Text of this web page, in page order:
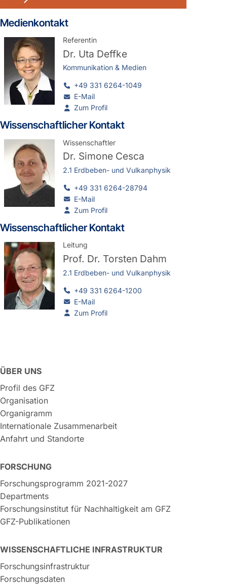
Medienkontakt
Referentin
Dr. Uta Deffke
Kommunikation & Medien
+49 331 6264-1049
E-Mail
Zum Profil
Wissenschaftlicher Kontakt
Wissenschaftler
Dr. Simone Cesca
2.1 Erdbeben- und Vulkanphysik
+49 331 6264-28794
E-Mail
Zum Profil
Wissenschaftlicher Kontakt
Leitung
Prof. Dr. Torsten Dahm
2.1 Erdbeben- und Vulkanphysik
+49 331 6264-1200
E-Mail
Zum Profil
ÜBER UNS
Profil des GFZ
Organisation
Organigramm
Internationale Zusammenarbeit
Anfahrt und Standorte
FORSCHUNG
Forschungsprogramm 2021-2027
Departments
Forschungsinstitut für Nachhaltigkeit am GFZ
GFZ-Publikationen
WISSENSCHAFTLICHE INFRASTRUKTUR
Forschungsinfrastruktur
Forschungsdaten